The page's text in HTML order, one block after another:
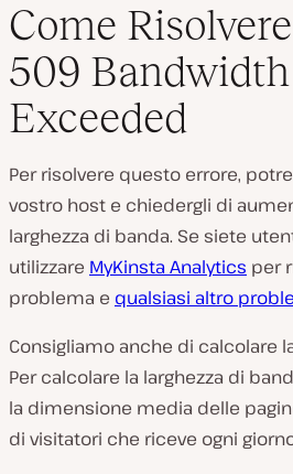
Come
509
Exceeded
Per risolvere questo errore,
vostro host e chiedergli di
larghezza di banda. Se siete
utilizzare MyKinsta Analytics per
problema e qualsiasi altro
Consigliamo anche di calcolare
Per calcolare la larghezza di
la dimensione media delle
di visitatori che riceve ogni